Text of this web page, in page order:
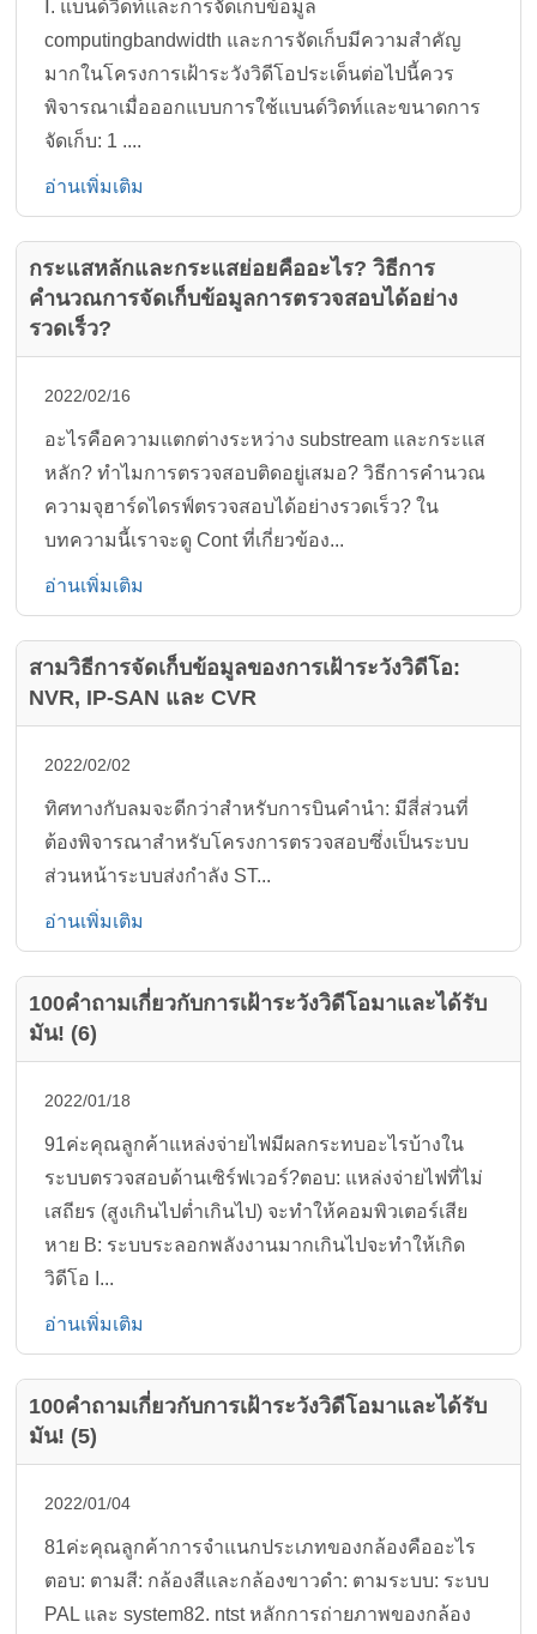
Ⅰ. แบนด์วิดท์และการจัดเก็บข้อมูล
computingbandwidth และการจัดเก็บมีความสำคัญ
มากในโครงการเฝ้าระวังวิดีโอประเด็นต่อไปนี้ควร
พิจารณาเมื่อออกแบบการใช้แบนด์วิดท์และขนาดการ
จัดเก็บ: 1 ....
อ่านเพิ่มเติม
กระแสหลักและกระแสย่อยคืออะไร? วิธีการ
คำนวณการจัดเก็บข้อมูลการตรวจสอบได้อย่าง
รวดเร็ว?
2022/02/16
อะไรคือความแตกต่างระหว่าง substream และกระแส
หลัก? ทำไมการตรวจสอบติดอยู่เสมอ? วิธีการคำนวณ
ความจุฮาร์ดไดรฟ์ตรวจสอบได้อย่างรวดเร็ว? ใน
บทความนี้เราจะดู Cont ที่เกี่ยวข้อง...
อ่านเพิ่มเติม
สามวิธีการจัดเก็บข้อมูลของการเฝ้าระวังวิดีโอ:
NVR, IP-SAN และ CVR
2022/02/02
ทิศทางกับลมจะดีกว่าสำหรับการบินคำนำ: มีสี่ส่วนที่
ต้องพิจารณาสำหรับโครงการตรวจสอบซึ่งเป็นระบบ
ส่วนหน้าระบบส่งกำลัง ST...
อ่านเพิ่มเติม
100คำถามเกี่ยวกับการเฝ้าระวังวิดีโอมาและได้รับ
มัน! (6)
2022/01/18
91ค่ะคุณลูกค้าแหล่งจ่ายไฟมีผลกระทบอะไรบ้างใน
ระบบตรวจสอบด้านเซิร์ฟเวอร์?ตอบ: แหล่งจ่ายไฟที่ไม่
เสถียร (สูงเกินไปต่ำเกินไป) จะทำให้คอมพิวเตอร์เสีย
หาย B: ระบบระลอกพลังงานมากเกินไปจะทำให้เกิด
วิดีโอ I...
อ่านเพิ่มเติม
100คำถามเกี่ยวกับการเฝ้าระวังวิดีโอมาและได้รับ
มัน! (5)
2022/01/04
81ค่ะคุณลูกค้าการจำแนกประเภทของกล้องคืออะไร
ตอบ: ตามสี: กล้องสีและกล้องขาวดำ: ตามระบบ: ระบบ
PAL และ system82. ntst หลักการถ่ายภาพของกล้อง